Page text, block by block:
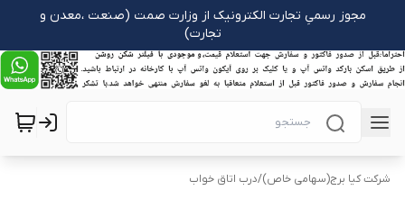
مجوز رسمیِ تجارت الکترونیک از وزارت صمت (صنعت ،معدن و
تجارت)
شرکت کیا برج(سهامی خاص)/درب اتاق خواب